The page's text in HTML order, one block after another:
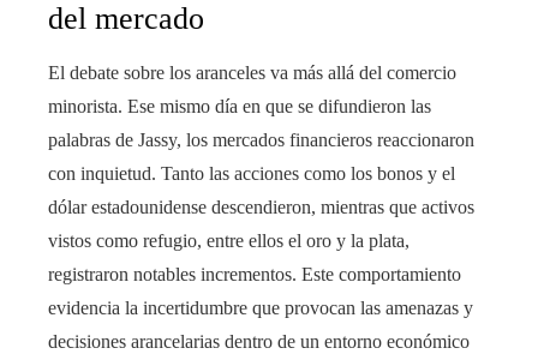
del mercado
El debate sobre los aranceles va más allá del comercio
minorista. Ese mismo día en que se difundieron las
palabras de Jassy, los mercados financieros reaccionaron
con inquietud. Tanto las acciones como los bonos y el
dólar estadounidense descendieron, mientras que activos
vistos como refugio, entre ellos el oro y la plata,
registraron notables incrementos. Este comportamiento
evidencia la incertidumbre que provocan las amenazas y
decisiones arancelarias dentro de un entorno económico